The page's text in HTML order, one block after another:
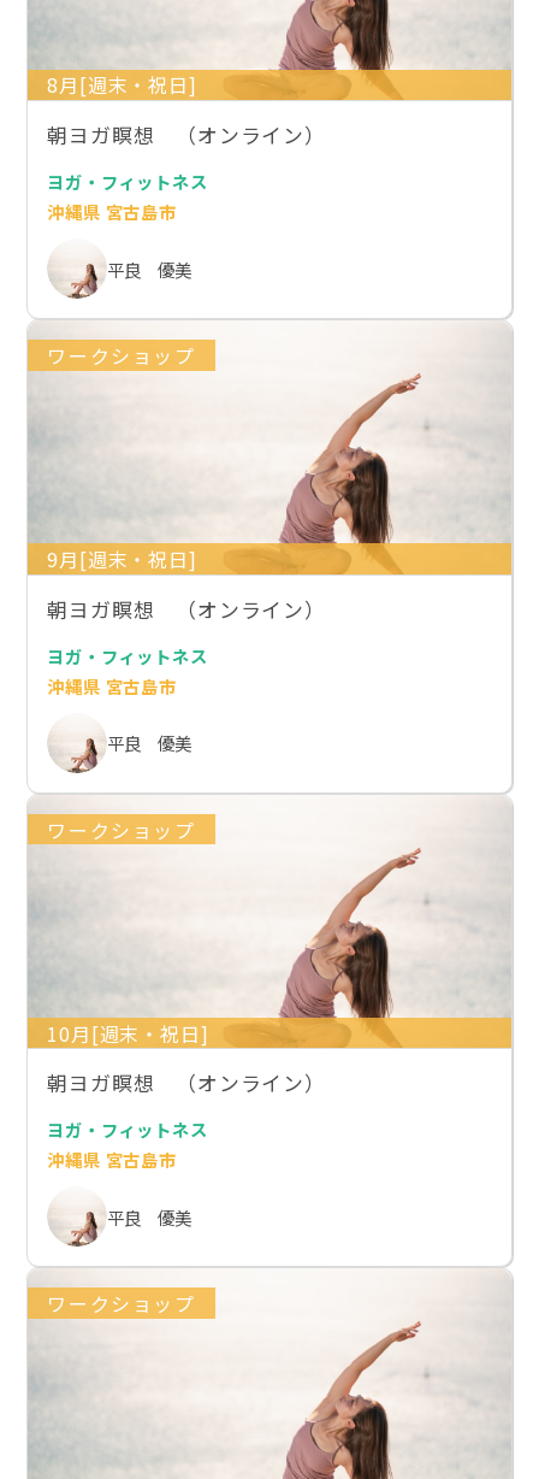
8月[週末・祝日]
朝ヨガ瞑想 （オンライン）
ヨガ・フィットネス
沖縄県 宮古島市
平良 優美
ワークショップ
9月[週末・祝日]
朝ヨガ瞑想 （オンライン）
ヨガ・フィットネス
沖縄県 宮古島市
平良 優美
ワークショップ
10月[週末・祝日]
朝ヨガ瞑想 （オンライン）
ヨガ・フィットネス
沖縄県 宮古島市
平良 優美
ワークショップ